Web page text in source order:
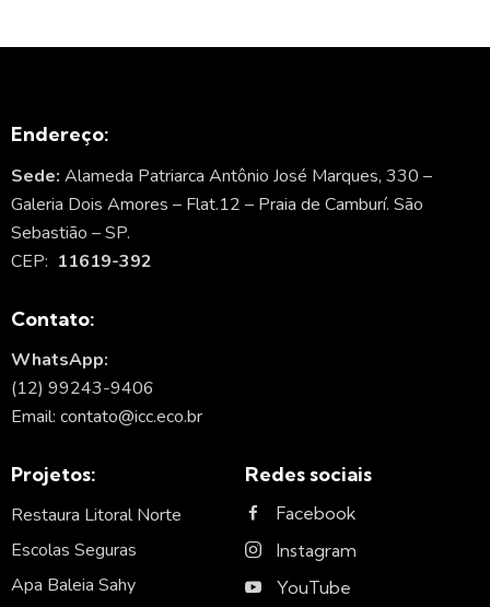
Endereço:
Sede: Alameda Patriarca Antônio José Marques, 330 –
Galeria Dois Amores – Flat.12 – Praia de Camburí. São
Sebastião – SP.
CEP: 11619-392
Contato:
WhatsApp:
(12) 99243-9406
Email: contato@icc.eco.br
Projetos:
Restaura Litoral Norte
Escolas Seguras
Apa Baleia Sahy
Redes sociais
Facebook
Instagram
YouTube